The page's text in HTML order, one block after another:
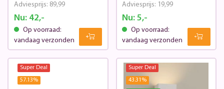
Nu:42,-
Adviesprijs: 89,99
Op voorraad:
vandaag verzonden
Nu: 5,-
Adviesprijs: 19,99
Op voorraad:
vandaag verzonden
Super Deal
57.13%
Super Deal
43.31 %